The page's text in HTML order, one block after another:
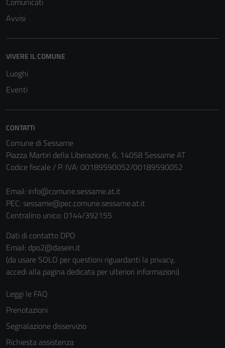
Avvisi
VIVERE IL COMUNE
Luoghi
Eventi
CONTATTI
Comune di Sessame
Piazza Martiri della Liberazione, 6, 14058 Sessame AT
Codice fiscale / P. IVA: 00189590052/00189590052
Email: info@comune.sessame.at.it
PEC: sessame@pec.comune.sessame.at.it
Centralino unico: 0144/392155
Dati di contatto DPO
Email: dpo2@dasein.it
(da usare SOLO per questioni riguardanti la privacy,
accedi alla pagina dedicata per ulteriori informazioni)
Leggi le FAQ
Prenotazioni
Segnalazione disservizio
Richiesta assistenza
sono necessari
per il
funzionamento
essere
informazioni
personali.